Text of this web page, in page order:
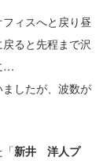
ィスへと戻り昼
ると先程まで沢
…
したが、波数が
新井 洋人プ